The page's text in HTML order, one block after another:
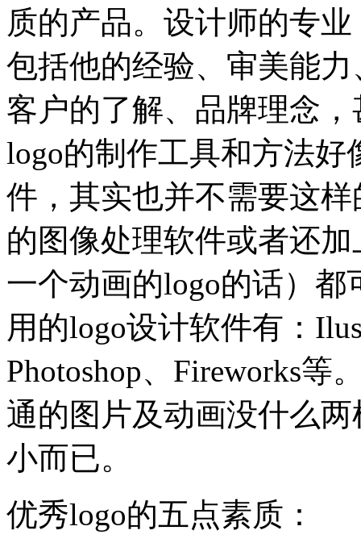
质的产品。设计师的专
包括他的经验、审美能
客户的了解、品牌理念
logo的制作工具和方法
件，其实也并不需要这
的图像处理软件或者还
一个动画的logo的话）
用的logo设计软件有：
Photoshop、Fireworks等
通的图片及动画没什么
小而已。
优秀logo的五点素质：